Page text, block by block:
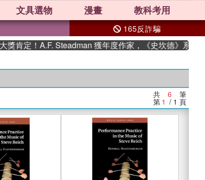
文具選物 漫畫 教科考用
165反詐騙
肯定！A.F. Steadman 獲年度作家，《史坎德》系列帶
共 6 筆
第 1 / 1 頁